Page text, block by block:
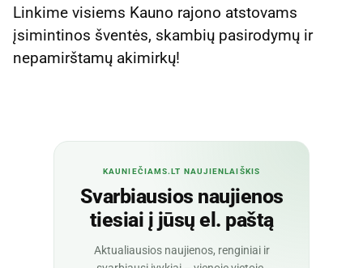
Linkime visiems Kauno rajono atstovams
įsimintinos šventės, skambių pasirodymų ir
nepamirštamų akimirkų!
KAUNIEČIAMS.LT NAUJIENLAIŠKIS
Svarbiausios naujienos
tiesiai į jūsų el. paštą
Aktualiausios naujienos, renginiai ir